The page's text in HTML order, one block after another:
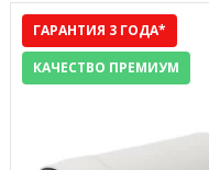
ГАРАНТИЯ 3 ГОДА*
КАЧЕСТВО ПРЕМИУМ